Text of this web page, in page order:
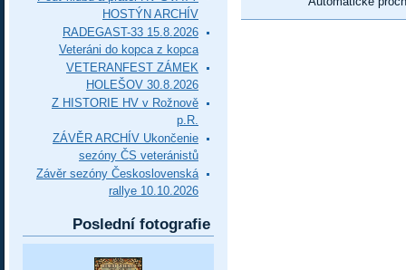
HOSTÝN ARCHÍV
RADEGAST-33 15.8.2026
Veteráni do kopca z kopca
VETERANFEST ZÁMEK
HOLEŠOV 30.8.2026
Z HISTORIE HV v Rožnově
p.R.
ZÁVĚR ARCHÍV Ukončenie
sezóny ČS veteránistů
Závěr sezóny Československá
rallye 10.10.2026
Poslední fotografie